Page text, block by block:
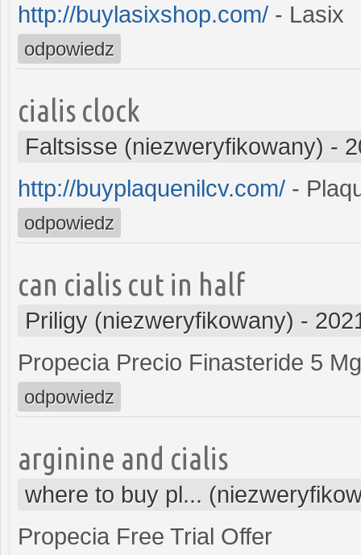
http://buylasixshop.com/ - Lasix
odpowiedz
cialis clock
Faltsisse (niezweryfikowany) -
http://buyplaquenilcv.com/ -
odpowiedz
can cialis cut in half
Priligy (niezweryfikowany) -
Propecia Precio Finasteride 5 Mg
odpowiedz
arginine and cialis
where to buy pl...
Propecia Free Trial Offer